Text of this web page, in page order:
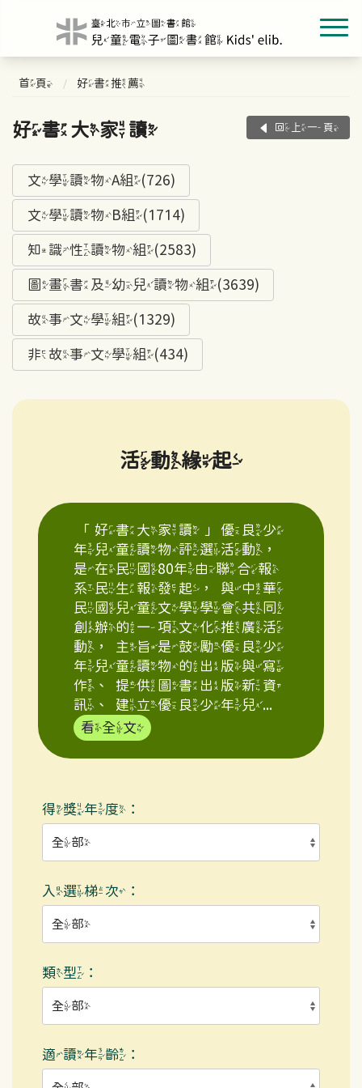
首頁 好書推薦
好書大家讀 回上一頁
文學讀物A組(726)
文學讀物B組(1714)
知識性讀物組(2583)
圖畫書及幼兒讀物組(3639)
故事文學組(1329)
非故事文學組(434)
活動緣起
「好書大家讀」優良少
年兒童讀物評選活動，
是在民國80年由聯合報
系民生報發起，與中華
民國兒童文學學會共同
創辦的一項文化推廣活
動，主旨是鼓勵優良少
年兒童讀物的出版與寫
作、提供圖書出版新資
訊、建立優良少年兒...
看全文
得獎年度：
入選梯次：
類型：
適讀年齡：